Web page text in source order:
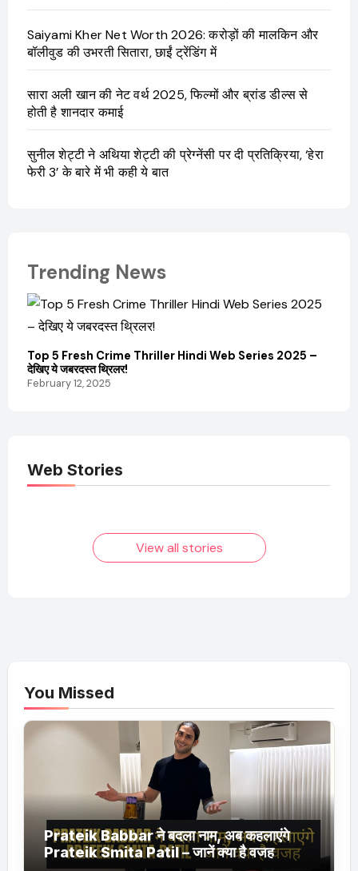
Saiyami Kher Net Worth 2026: करोड़ों की मालकिन और
बॉलीवुड की उभरती सितारा, छाईं ट्रेंडिंग में
सारा अली खान की नेट वर्थ 2025, फिल्मों और ब्रांड डील्स से
होती है शानदार कमाई
सुनील शेट्टी ने अथिया शेट्टी की प्रेग्नेंसी पर दी प्रतिक्रिया, ‘हेरा
फेरी 3’ के बारे में भी कही ये बात
Trending News
Top 5 Fresh Crime Thriller Hindi Web Series 2025 –
देखिए ये जबरदस्त थ्रिलर!
February 12, 2025
Web Stories
Elvish Yadav: एक
आम लड़के से यूट्यूबर
फिल्मों का जादू और उनका
View all stories
You Missed
Prateik Babbar ने बदला नाम, अब कहलाएंगे
Prateik Smita Patil – जानें क्या है वजह